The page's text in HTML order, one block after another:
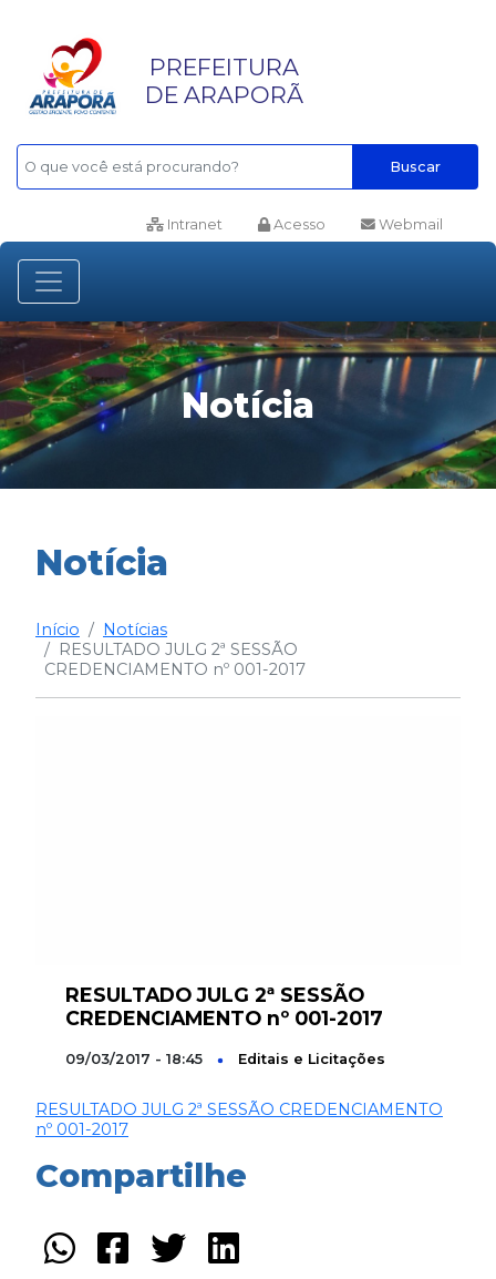
PREFEITURA
DE ARAPORÃ
Buscar
Intranet Acesso Webmail
Notícia
Notícia
Início
Notícias
RESULTADO JULG 2ª SESSÃO
CREDENCIAMENTO nº 001-2017
RESULTADO JULG 2ª SESSÃO
CREDENCIAMENTO nº 001-2017
09/03/2017 - 18:45 Editais e Licitações
RESULTADO JULG 2ª SESSÃO CREDENCIAMENTO
nº 001-2017
Compartilhe